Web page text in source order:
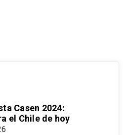
Casen 2024:
el Chile de hoy